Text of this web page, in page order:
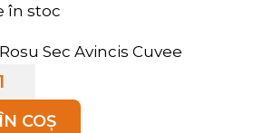
în stoc
Sec Avincis Cuvee
COȘ